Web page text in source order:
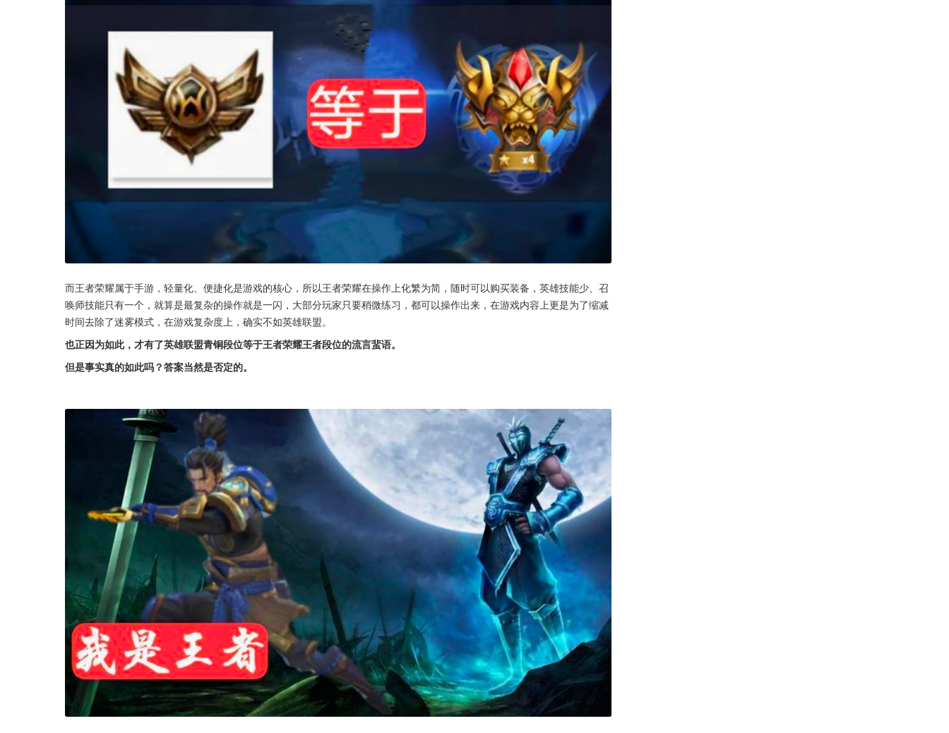
而王者荣耀属于手游，轻量化、便捷化是游戏的核心，所以王者荣耀在操作上化繁为简，随时可以购买装备，英雄技能少、召
唤师技能只有一个，就算是最复杂的操作就是一闪，大部分玩家只要稍微练习，都可以操作出来，在游戏内容上更是为了缩减
时间去除了迷雾模式，在游戏复杂度上，确实不如英雄联盟。
也正因为如此，才有了英雄联盟青铜段位等于王者荣耀王者段位的流言蜚语。
但是事实真的如此吗？答案当然是否定的。